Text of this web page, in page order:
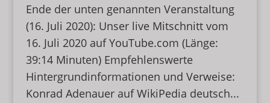
Ende der unten genannten Veranstaltung
(16. Juli 2020): Unser live Mitschnitt vom
16. Juli 2020 auf YouTube.com (Länge:
39:14 Minuten) Empfehlenswerte
Hintergrundinformationen und Verweise:
Konrad Adenauer auf WikiPedia deutsch...